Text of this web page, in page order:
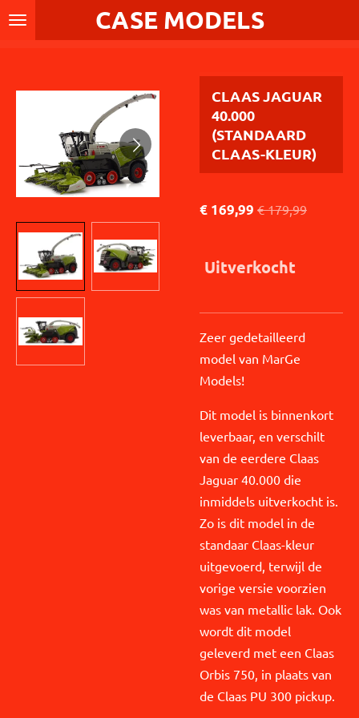
Ga
direct
CASE MODELS
CLAAS JAGUAR
40.000
(STANDAARD
CLAAS-KLEUR)
€ 169,99 € 179,99
Uitverkocht
Zeer gedetailleerd
model van MarGe
Models!
Dit model is binnenkort
leverbaar, en verschilt
van de eerdere Claas
Jaguar 40.000 die
inmiddels uitverkocht is.
Zo is dit model in de
standaar Claas-kleur
uitgevoerd, terwijl de
vorige versie voorzien
was van metallic lak. Ook
wordt dit model
geleverd met een Claas
Orbis 750, in plaats van
de Claas PU 300 pickup.